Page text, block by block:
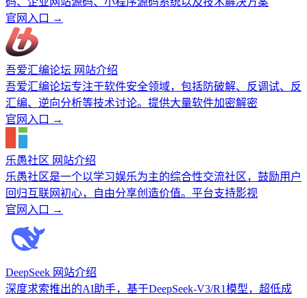
官网入口 →
吾爱汇编论坛 网站介绍
吾爱汇编论坛专注于软件安全领域，包括防破解、反调试、反
汇编、逆向分析等技术讨论。提供大量软件加密解密
官网入口 →
乐愚社区 网站介绍
乐愚社区是一个以学习娱乐为主的综合性交流社区，鼓励用户
回归互联网初心，自由分享创造价值。平台支持影视
官网入口 →
DeepSeek 网站介绍
深度求索推出的AI助手，基于DeepSeek-V3/R1模型，超低成